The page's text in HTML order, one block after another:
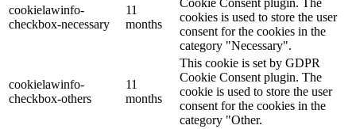
cookielawinfo-
checkbox-necessary
11
months
cookies is used to store the user
consent for the cookies in the
category "Necessary".
cookielawinfo-
checkbox-others
11
months
This cookie is set by GDPR
Cookie Consent plugin. The
cookie is used to store the user
consent for the cookies in the
category "Other.